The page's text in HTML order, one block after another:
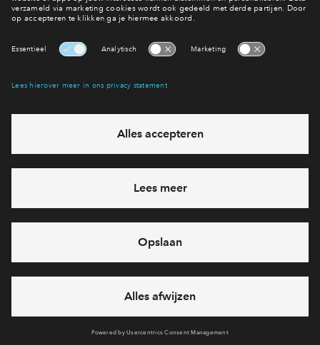
Een huis kopen?
Bekijk hoe het werkt
eventuele projecten
Ja, ik wil mij aanmelden
Heb je een vraag en wil je direct antwoord? Bel ons op088
712 26 37
6 dagen per week beschikbaar (behalve tijdens
feestdagen)
vandaag van 09:00 - 18:00 uur